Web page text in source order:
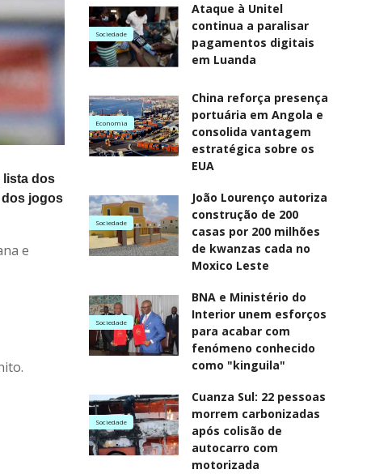
lista dos
dos jogos
e
Sociedade
Ataque à Unitel
continua a paralisar
pagamentos digitais
em Luanda
Economia
China reforça presença
portuária em Angola e
consolida vantagem
estratégica sobre os
EUA
Sociedade
João Lourenço autoriza
construção de 200
casas por 200 milhões
de kwanzas cada no
Moxico Leste
Sociedade
BNA e Ministério do
Interior unem esforços
para acabar com
fenómeno conhecido
como "kinguila"
Sociedade
Cuanza Sul: 22 pessoas
morrem carbonizadas
após colisão de
autocarro com
motorizada